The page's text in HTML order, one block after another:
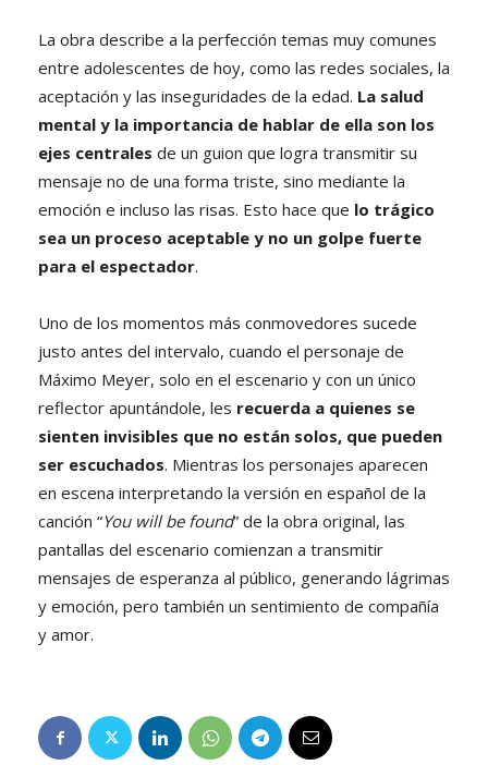
La obra describe a la perfección temas muy comunes
entre adolescentes de hoy, como las redes sociales, la
aceptación y las inseguridades de la edad. La salud
mental y la importancia de hablar de ella son los
ejes centrales de un guion que logra transmitir su
mensaje no de una forma triste, sino mediante la
emoción e incluso las risas. Esto hace que lo trágico
sea un proceso aceptable y no un golpe fuerte
para el espectador.
Uno de los momentos más conmovedores sucede
justo antes del intervalo, cuando el personaje de
Máximo Meyer, solo en el escenario y con un único
reflector apuntándole, les recuerda a quienes se
sienten invisibles que no están solos, que pueden
ser escuchados. Mientras los personajes aparecen
en escena interpretando la versión en español de la
canción “You will be found” de la obra original, las
pantallas del escenario comienzan a transmitir
mensajes de esperanza al público, generando lágrimas
y emoción, pero también un sentimiento de compañía
y amor.